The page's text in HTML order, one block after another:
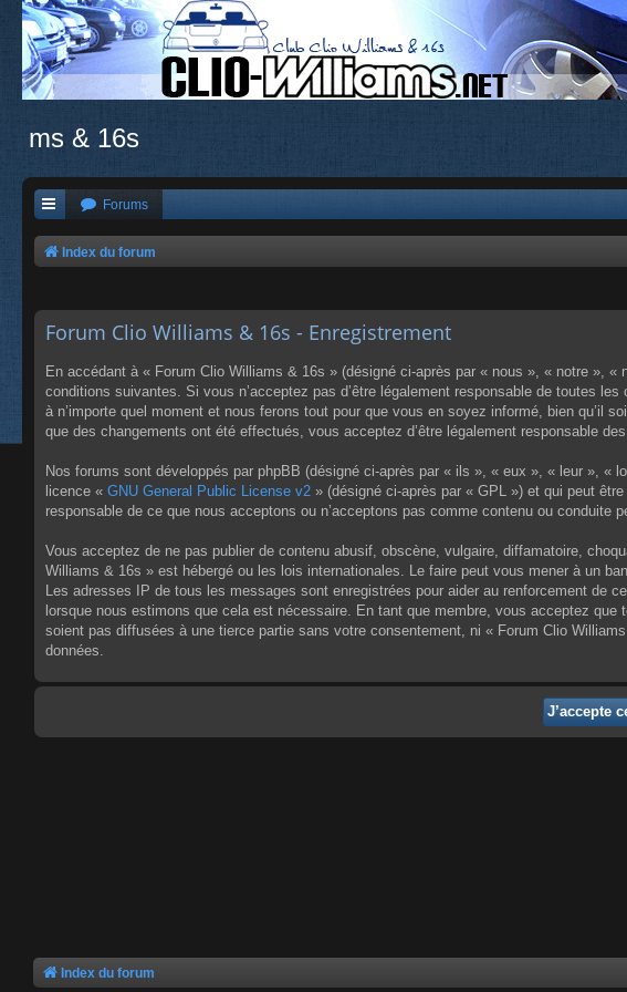
ms & 16s
Forums
Index du forum
Forum Clio Williams & 16s - Enregistrement
En accédant à « Forum Clio Williams & 16s » (désigné ci-après par « nous », « notre »,
conditions suivantes. Si vous n’acceptez pas d’être légalement responsable de toutes
à n’importe quel moment et nous ferons tout pour que vous en soyez informé, bien qu’il
que des changements ont été effectués, vous acceptez d’être légalement responsable
Nos forums sont développés par phpBB (désigné ci-après par « ils », « eux », « leur »,
licence « GNU General Public License v2 » (désigné ci-après par « GPL ») et qui peut
responsable de ce que nous acceptons ou n’acceptons pas comme contenu ou
Vous acceptez de ne pas publier de contenu abusif, obscène, vulgaire, diffamatoire,
Williams & 16s » est hébergé ou les lois internationales. Le faire peut vous mener à un
Les adresses IP de tous les messages sont enregistrées pour aider au renforcement de
lorsque nous estimons que cela est nécessaire. En tant que membre, vous acceptez
soient pas diffusées à une tierce partie sans votre consentement, ni « Forum Clio
données.
Index du forum